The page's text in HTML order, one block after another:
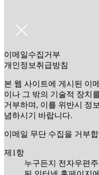
이메일수집거부
개인정보취급방침
본 웹 사이트에 게시된 이
이나 그 밖의 기술적 장치
거부하며, 이를 위반시 정
념하시기 바랍니다.
이메일 무단 수집을 거부
제1항
누구든지 전자우편